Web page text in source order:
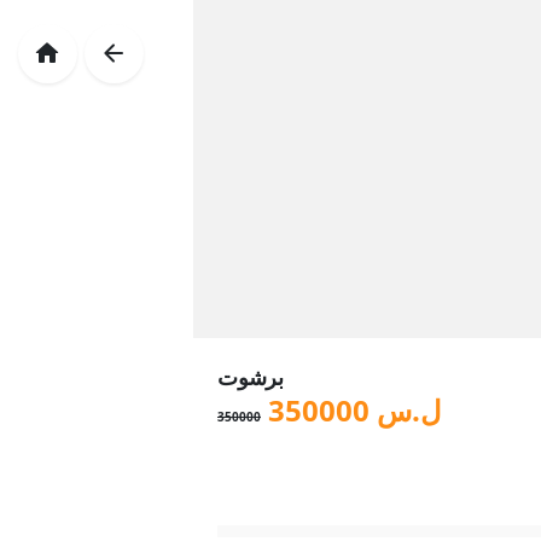
برشوت
ل.س 350000
350000